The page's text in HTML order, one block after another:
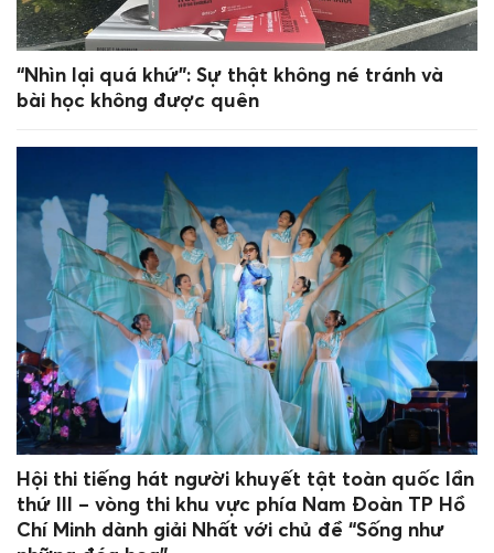
“Nhìn lại quá khứ”: Sự thật không né tránh và
bài học không được quên
Hội thi tiếng hát người khuyết tật toàn quốc lần
thứ III – vòng thi khu vực phía Nam Đoàn TP Hồ
Chí Minh dành giải Nhất với chủ đề “Sống như